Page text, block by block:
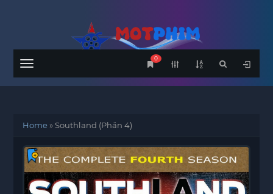
Menu
0
Home»Southland (Phần 4)